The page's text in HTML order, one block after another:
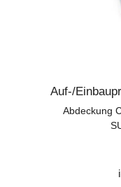
Auf-/
Abdeckung